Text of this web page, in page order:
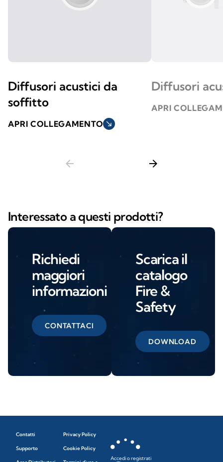
Diffusori acustici da
soffitto
APRI COLLEGAMENTO south_east
Diffusori
APRI
arrow_back arrow_forward
Interessato a questi prodotti?
Richiedi
maggiori
informazioni
CONTATTACI
Scarica il
catalogo
Fire &
Safety
DOWNLOAD
Contatti
Supporto
Privacy Policy
Cookie Policy
Accedi o registrati